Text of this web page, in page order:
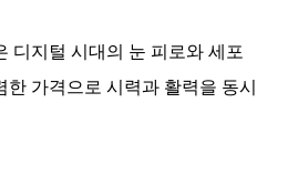
디지털 시대의 눈 피로와 세포
가격으로 시력과 활력을 동시